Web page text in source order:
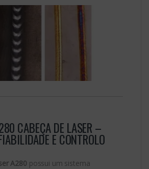
CABEÇA DE LASER –
E CONTROLO
A280 possui um sistema